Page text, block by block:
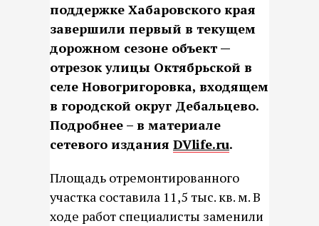
поддержке Хабаровского края
завершили первый в текущем
дорожном сезоне объект —
отрезок улицы Октябрьской в
селе Новогригоровка, входящем
в городской округ Дебальцево.
Подробнее – в материале
сетевого издания DVlife.ru.
Площадь отремонтированного
участка составила 11,5 тыс. кв. м. В
ходе работ специалисты заменили